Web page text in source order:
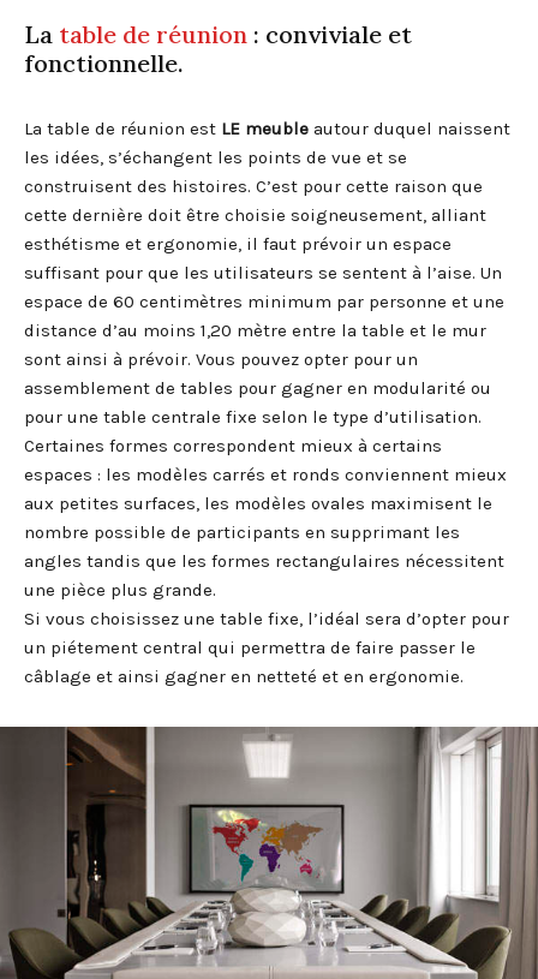
La table de réunion : conviviale et
fonctionnelle.
La table de réunion est LE meuble autour duquel naissent
les idées, s’échangent les points de vue et se
construisent des histoires. C’est pour cette raison que
cette dernière doit être choisie soigneusement, alliant
esthétisme et ergonomie, il faut prévoir un espace
suffisant pour que les utilisateurs se sentent à l’aise. Un
espace de 60 centimètres minimum par personne et une
distance d’au moins 1,20 mètre entre la table et le mur
sont ainsi à prévoir. Vous pouvez opter pour un
assemblement de tables pour gagner en modularité ou
pour une table centrale fixe selon le type d’utilisation.
Certaines formes correspondent mieux à certains
espaces : les modèles carrés et ronds conviennent mieux
aux petites surfaces, les modèles ovales maximisent le
nombre possible de participants en supprimant les
angles tandis que les formes rectangulaires nécessitent
une pièce plus grande.
Si vous choisissez une table fixe, l’idéal sera d’opter pour
un piétement central qui permettra de faire passer le
câblage et ainsi gagner en netteté et en ergonomie.